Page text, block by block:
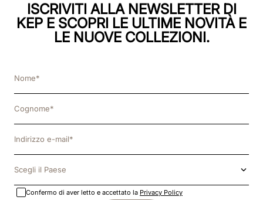
ISCRIVITI ALLA NEWSLETTER DI
KEP E SCOPRI LE ULTIME NOVITÀ E
LE NUOVE COLLEZIONI.
Scegli il Paese
Confermo di aver letto e accettato la Privacy Policy